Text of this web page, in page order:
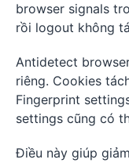
browser signals
rồi logout không
Antidetect
riêng. Cookies
Fingerprint
settings cũng có
Điều này giúp